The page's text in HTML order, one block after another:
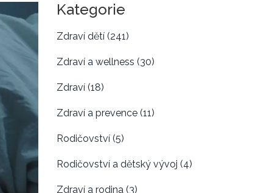
Kategorie
Zdraví dětí (241)
Zdraví a wellness (30)
Zdraví (18)
Zdraví a prevence (11)
Rodičovství (5)
Rodičovství a dětský vývoj (4)
Zdraví a rodina (3)